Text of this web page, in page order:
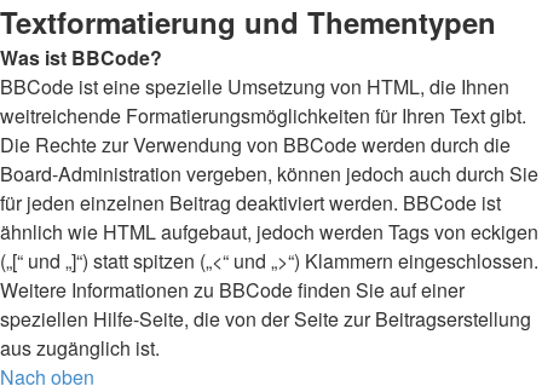
Textformatierung und Thementypen
Was ist BBCode?
BBCode ist eine spezielle Umsetzung von HTML, die Ihnen
weitreichende Formatierungsmöglichkeiten für Ihren Text gibt.
Die Rechte zur Verwendung von BBCode werden durch die
Board-Administration vergeben, können jedoch auch durch Sie
für jeden einzelnen Beitrag deaktiviert werden. BBCode ist
ähnlich wie HTML aufgebaut, jedoch werden Tags von eckigen
(„[“ und „]“) statt spitzen („<“ und „>“) Klammern eingeschlossen.
Weitere Informationen zu BBCode finden Sie auf einer
speziellen Hilfe-Seite, die von der Seite zur Beitragserstellung
aus zugänglich ist.
Nach oben